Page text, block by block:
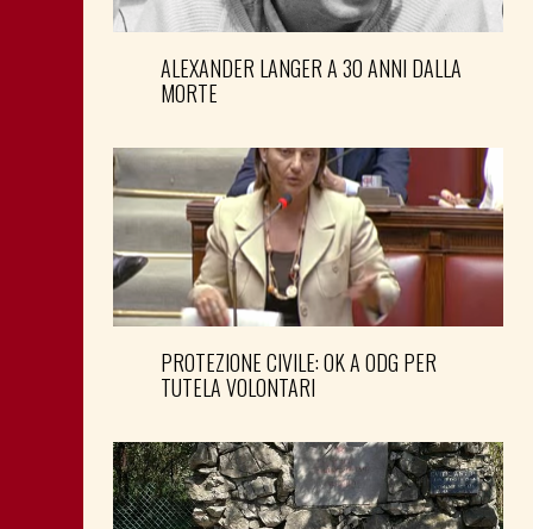
ALEXANDER LANGER A 30 ANNI DALLA
MORTE
PROTEZIONE CIVILE: OK A ODG PER
TUTELA VOLONTARI